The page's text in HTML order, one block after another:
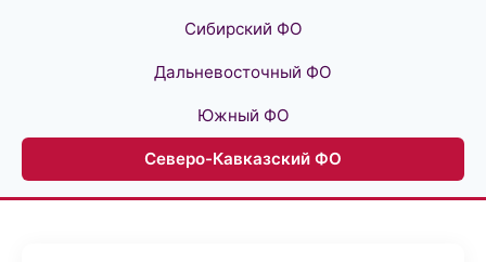
Сибирский ФО
Дальневосточный ФО
Южный ФО
Северо-Кавказский ФО